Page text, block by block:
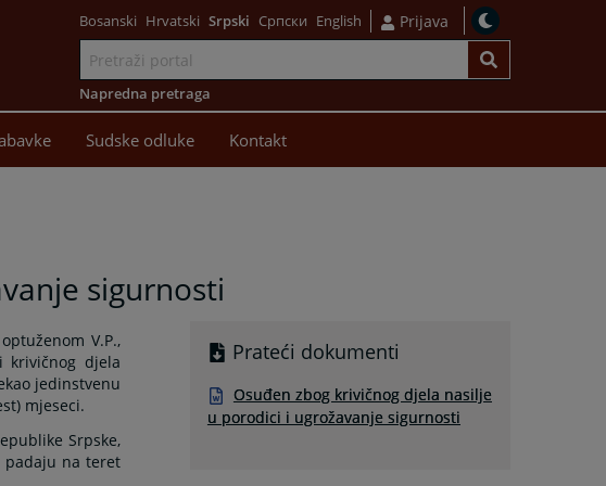
Bosanski Hrvatski Srpski Српски English Prijava
Napredna pretraga
Sudske odluke Kontakt
sigurnosti
V.P.,
djela
jedinstvenu
mjeseci.
Srpske,
padaju na teret
Prateći dokumenti
Osuđen zbog krivičnog djela nasilje
u porodici i ugrožavanje sigurnosti